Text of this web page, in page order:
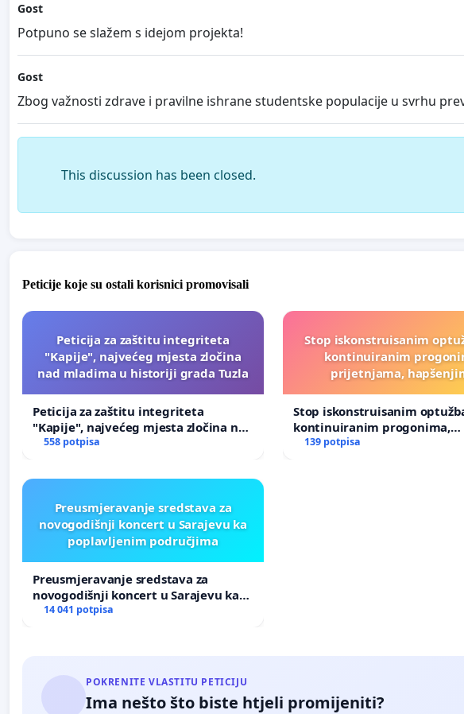
Gost
Potpuno se slažem s idejom projekta!
Gost
Zbog važnosti zdrave i pravilne ishrane studentske populacije u svrhu
This discussion has been closed.
Peticije koje su ostali korisnici promovisali
Peticija za zaštitu integriteta
"Kapije", najvećeg mjesta zločina
nad mladima u historiji grada Tuzla
Peticija za zaštitu integriteta
"Kapije", najvećeg mjesta zločina nad
mladima u historiji grada Tuzla
558 potpisa
Stop iskonstruisanim
kontinuiranim
prijetnjama,
Stop iskonstruisanim
kontinuiranim progonima,
prijetnjama, hapšenjima
139 potpisa
Preusmjeravanje sredstava za
novogodišnji koncert u Sarajevu ka
poplavljenim područjima
Preusmjeravanje sredstava za
novogodišnji koncert u Sarajevu ka
poplavljenim područjima
14 041 potpisa
POKRENITE VLASTITU PETICIJU
Ima nešto što biste htjeli promijeniti?